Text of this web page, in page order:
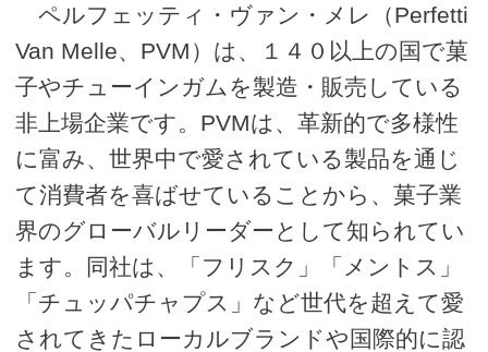
ペルフェッティ・ヴァン・メレ（Perfetti
Van Melle、PVM）は、１４０以上の国で菓
子やチューインガムを製造・販売している
非上場企業です。PVMは、革新的で多様性
に富み、世界中で愛されている製品を通じ
て消費者を喜ばせていることから、菓子業
界のグローバルリーダーとして知られてい
ます。同社は、「フリスク」「メントス」
「チュッパチャプス」など世代を超えて愛
されてきたローカルブランドや国際的に認